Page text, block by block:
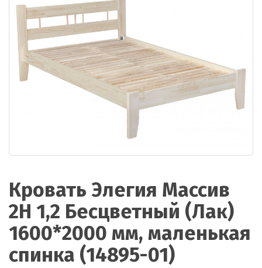
Кровать Элегия Массив
2Н 1,2 Бесцветный (Лак)
1600*2000 мм, маленькая
спинка (14895-01)